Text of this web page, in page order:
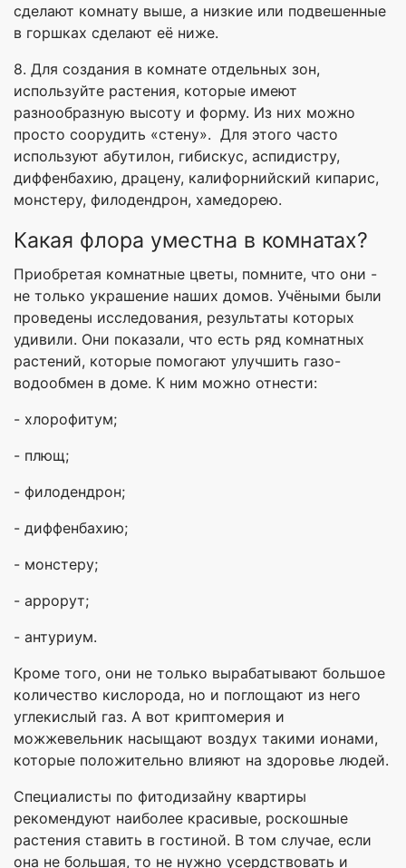
сделают комнату выше, а низкие или подвешенные
в горшках сделают её ниже.
8. Для создания в комнате отдельных зон,
используйте растения, которые имеют
разнообразную высоту и форму. Из них можно
просто соорудить «стену». Для этого часто
используют абутилон, гибискус, аспидистру,
диффенбахию, драцену, калифорнийский кипарис,
монстеру, филодендрон, хамедорею.
Какая флора уместна в комнатах?
Приобретая комнатные цветы, помните, что они -
не только украшение наших домов. Учёными были
проведены исследования, результаты которых
удивили. Они показали, что есть ряд комнатных
растений, которые помогают улучшить газо-
водообмен в доме. К ним можно отнести:
- хлорофитум;
- плющ;
- филодендрон;
- диффенбахию;
- монстеру;
- аррорут;
- антуриум.
Кроме того, они не только вырабатывают большое
количество кислорода, но и поглощают из него
углекислый газ. А вот криптомерия и
можжевельник насыщают воздух такими ионами,
которые положительно влияют на здоровье людей.
Специалисты по фитодизайну квартиры
рекомендуют наиболее красивые, роскошные
растения ставить в гостиной. В том случае, если
она не большая, то не нужно усердствовать и